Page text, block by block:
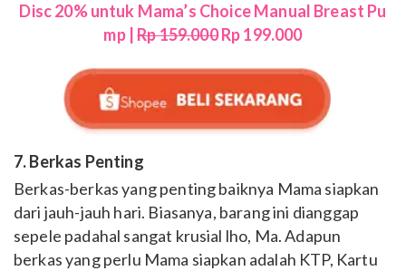
Disc 20% untuk Mama’s Choice Manual Breast Pu
mp |Rp 159.000Rp 199.000
7. Berkas Penting
Berkas-berkas yang penting baiknya Mama siapkan
dari jauh-jauh hari. Biasanya, barang ini dianggap
sepele padahal sangat krusial lho, Ma. Adapun
berkas yang perlu Mama siapkan adalah KTP, Kartu